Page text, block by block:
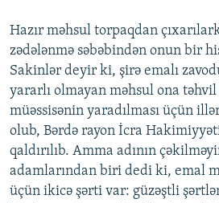
Hazır məhsul torpaqdan
zədələnmə səbəbindən onun bir
Sakinlər deyir ki, şirə emalı
yararlı olmayan məhsul ona
müəssisənin yaradılması üçün
olub, Bərdə rayon İcra Hakimiyyəti
qaldırılıb. Amma adının
adamlarından biri dedi ki, emal
üçün ikicə şərti var: güzəştli